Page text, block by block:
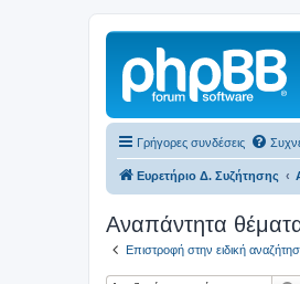
Γρήγορες συνδέσεις
Ευρετήριο Δ. Συζήτησης
Αναπάντητα
Επιστροφή στην ειδική